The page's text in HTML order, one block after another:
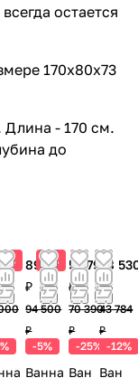
остается
170х80х73
Длина - 170 см.
до
5% 5%
89 775
₽
94 500
₽
-5%
Ванна
52 793
₽
70 390
₽
-25%
Ван
38
₽
43 784
₽
-12%
Ван